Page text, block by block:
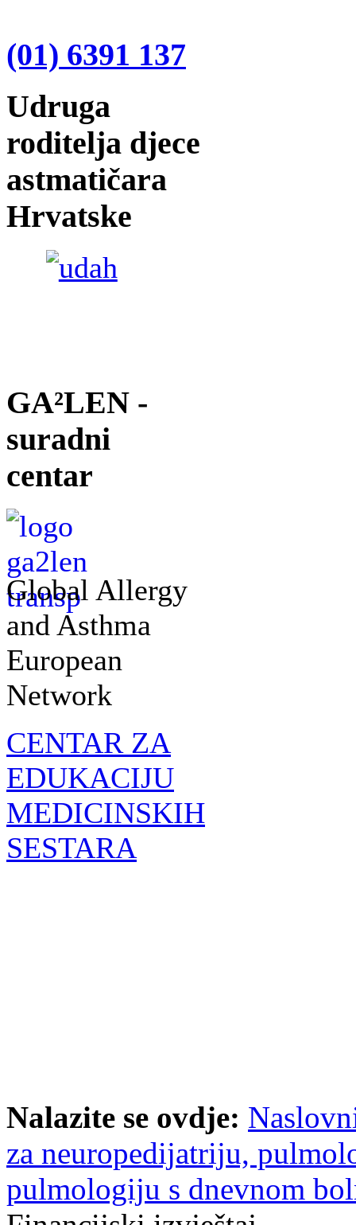
(01) 6391 137
Udruga
roditelja djece
astmatičara
Hrvatske
GA²LEN -
suradni
centar
Global Allergy
and Asthma
European
Network
CENTAR ZA
EDUKACIJU
MEDICINSKIH
SESTARA
Nalazite se ovdje:
za neuropedijatriju,
pulmologiju s dnevnom